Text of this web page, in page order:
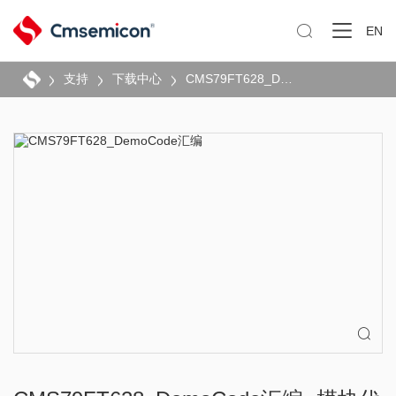
 EN
支持 下载中心
